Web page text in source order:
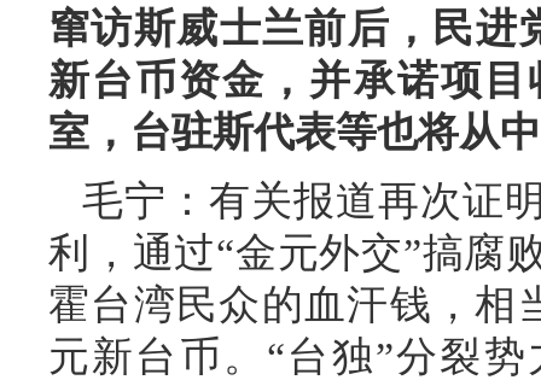
窜访斯威士兰前后，民进
新台币资金，并承诺项
室，台驻斯代表等也将从
毛宁：有关报道再次证
利，通过“金元外交”搞腐
霍台湾民众的血汗钱，相
元新台币。“台独”分裂